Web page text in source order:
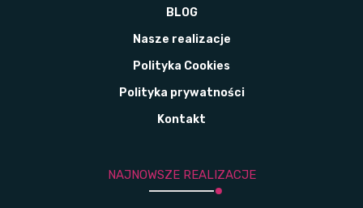
BLOG
Nasze realizacje
Polityka Cookies
Polityka prywatności
Kontakt
NAJNOWSZE REALIZACJE